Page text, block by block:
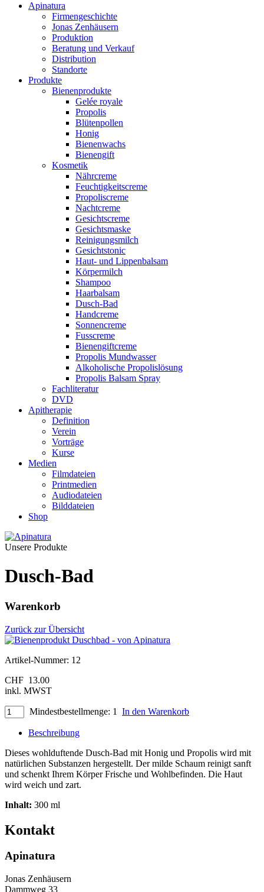
Apinatura
Firmengeschichte
Jonas Zenhäusern
Produktion
Beratung und Verkauf
Distribution
Standorte
Produkte
Bienenprodukte
Gelée royale
Propolis
Blütenpollen
Honig
Bienenwachs
Bienengift
Kosmetik
Nährcreme
Feuchtigkeitscreme
Propoliscreme
Nachtcreme
Gesichtscreme
Gesichtsmaske
Reinigungsmilch
Gesichtstonic
Haut- und Lippenbalsam
Körpermilch
Shampoo
Haarbalsam
Dusch-Bad
Handcreme
Sonnencreme
Fusscreme
Bienengiftcreme
Propolis Mundwasser
Alkoholische Propolislösung
Propolis Balsam Spray
Fachliteratur
DVD
Apitherapie
Definition
Verein
Vorträge
Kurse
Medien
Filmdateien
Printmedien
Audiodateien
Bilddateien
Shop
Unsere Produkte
Dusch-Bad
Warenkorb
Zurück zur Übersicht
Artikel-Nummer: 12
CHF 13.00
inkl. MWST
Mindestbestellmenge: 1 In den Warenkorb
Beschreibung
Dieses wohlduftende Dusch-Bad mit Honig und Propolis wird mit
natürlichen Substanzen hergestellt. Der milde Schaum reinigt sanft
und schenkt Ihrem Körper Frische und Wohlbefinden. Die Haut
wird weich und zart.
Inhalt: 300 ml
Kontakt
Apinatura
Jonas Zenhäusern
Dammweg 33